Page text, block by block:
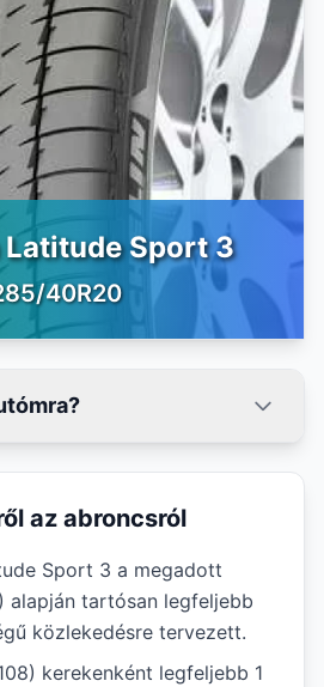
Sport 3
40R20
az abroncsról
Sport 3 a megadott
alapján tartósan legfeljebb
közlekedésre tervezett.
kerekenként legfeljebb 1